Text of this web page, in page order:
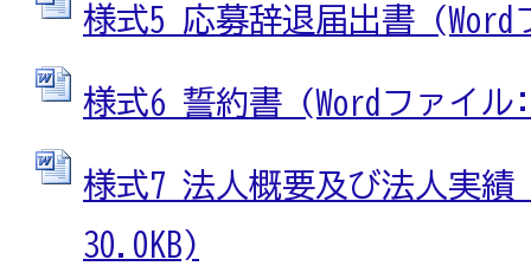
様式5 応募辞退届出書
様式6 誓約書 (Wordファイル
様式7 法人概要及び法人実績
30.0KB)